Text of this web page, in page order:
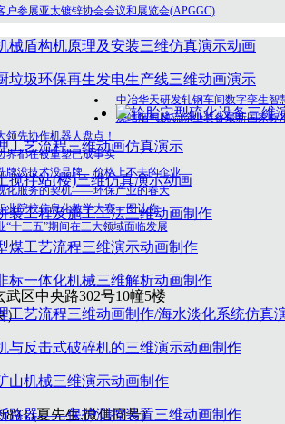
户参展亚太镀锌协会会议和展览会(APGGC)
中冶华天研发轧钢车间数字孪生智
烧结烟气脱硫除尘装备最新国家标
领先协作机器人盘点！
界都在被重塑已成事实
牌没技术没品牌、价格上不去的企业
化服务的契机——环保产业的春天
业院校信息化教学大赛一图让你
“十三五”期间在三大领域面临发展
区中央路302号10幢5楼
）
(夏先生,微信同号)